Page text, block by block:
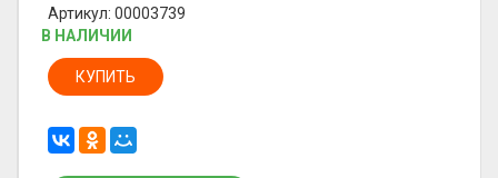
Артикул: 00003739
В НАЛИЧИИ
КУПИТЬ